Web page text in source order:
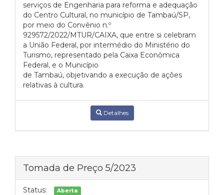
serviços de Engenharia para reforma e adequação
do Centro Cultural, no município de Tambaú/SP,
por meio do Convênio n.º
929572/2022/MTUR/CAIXA, que entre si celebram
a União Federal, por intermédio do Ministério do
Turismo, representado pela Caixa Econômica
Federal, e o Município
de Tambaú, objetivando a execução de ações
relativas à cultura.
Detalhes
Tomada de Preço 5/2023
Status: Aberta